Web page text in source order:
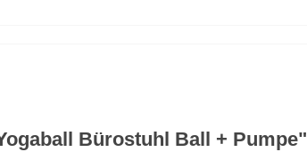
Bürostuhl Ball + Pumpe"